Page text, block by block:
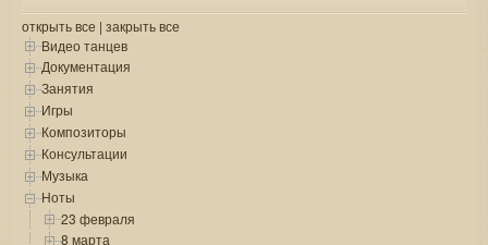
открыть все | закрыть все
Видео танцев
Документация
Занятия
Игры
Композиторы
Консультации
Музыка
Ноты
23 февраля
8 марта